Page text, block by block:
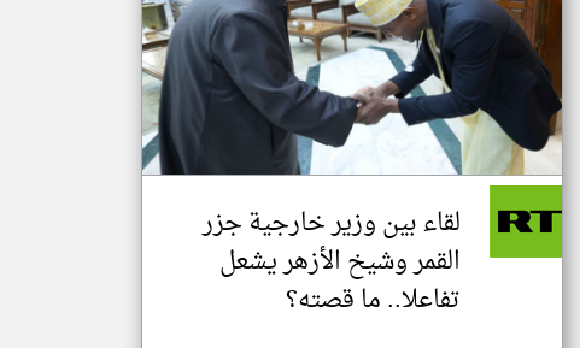
لقاء بين وزير خارجية جزر
القمر وشيخ الأزهر يشعل
تفاعلا.. ما قصته؟